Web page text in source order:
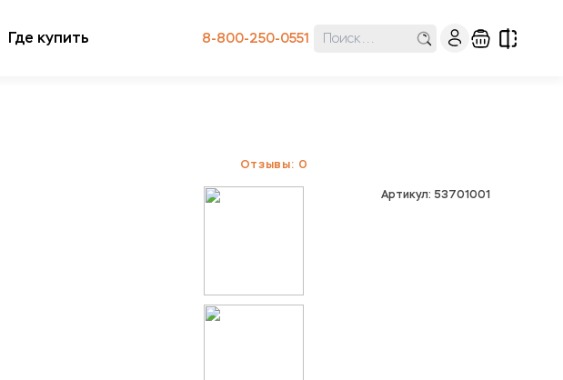
Где купить 8-800-250-0551
Отзывы: 0
Артикул: 53701001